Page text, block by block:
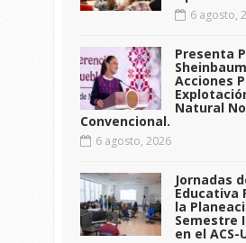
6 agosto,
Presenta
Acciones
Natural No
Convencional.
6 agosto, 2026
Jornadas
Educativa
la
Semestre
en el ACS-